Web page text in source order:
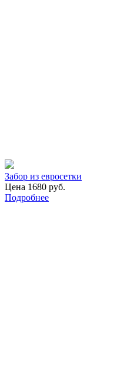
Забор из евросетки
Цена 1680 руб.
Подробнее